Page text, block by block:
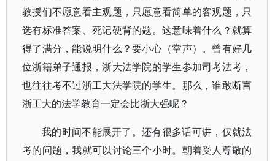
教授们不愿意看主观题，只愿意看简单的客观题，只
选有标准答案、死记硬背的题。这意味着什么？就算
得了满分，能说明什么？要小心（掌声）。曾有好几
位浙籍弟子通报，浙大法学院的学生参加司考法考，
也往往考不过浙工大法学院的学生。那么，谁敢断言
浙工大的法学教育一定会比浙大强呢？
我的时间不能展开了。还有很多话可讲，仅就法
考的问题，我就可以讨论三个小时。朝着受人尊敬的